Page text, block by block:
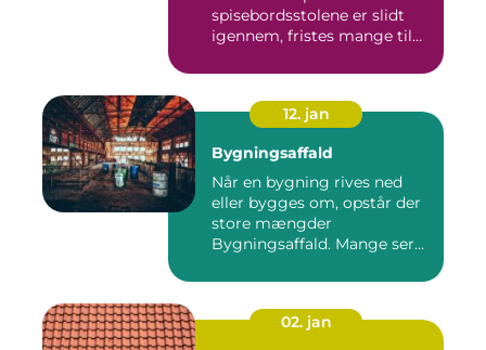
spisebordsstolene er slidt
igennem, fristes mange til
12. jan
Bygningsaffald
Når en bygning rives ned
eller bygges om, opstår der
store mængder
Bygningsaffald. Mange ser
02. jan